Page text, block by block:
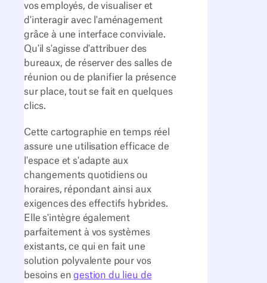
vos employés, de visualiser et
d'interagir avec l'aménagement
grâce à une interface conviviale.
Qu'il s'agisse d'attribuer des
bureaux, de réserver des salles de
réunion ou de planifier la présence
sur place, tout se fait en quelques
clics.
Cette cartographie en temps réel
assure une utilisation efficace de
l'espace et s'adapte aux
changements quotidiens ou
horaires, répondant ainsi aux
exigences des effectifs hybrides.
Elle s'intègre également
parfaitement à vos systèmes
existants, ce qui en fait une
solution polyvalente pour vos
besoins engestion du lieu de